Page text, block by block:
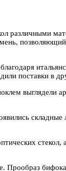
различными
позволяющий
поставки в
выглядели
стекол,
Прообраз